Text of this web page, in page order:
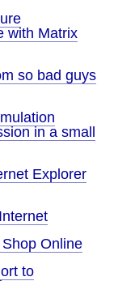
with Matrix
so bad guys
in a small
Explorer
Online
to